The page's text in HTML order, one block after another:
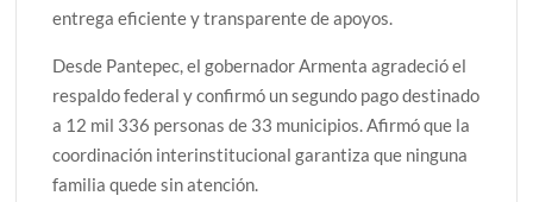
entrega eficiente y transparente de apoyos.
Desde Pantepec, el gobernador Armenta agradeció el
respaldo federal y confirmó un segundo pago destinado
a 12 mil 336 personas de 33 municipios. Afirmó que la
coordinación interinstitucional garantiza que ninguna
familia quede sin atención.